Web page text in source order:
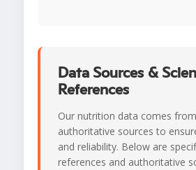
Data Sources &
References
Our nutrition data comes
authoritative sources to
and reliability. Below are
references and authoritative